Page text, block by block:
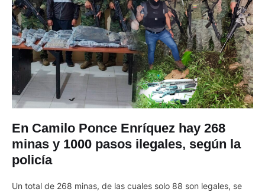
En Camilo Ponce Enríquez hay 268
minas y 1000 pasos ilegales, según la
policía
Un total de 268 minas, de las cuales solo 88 son legales, se